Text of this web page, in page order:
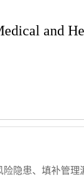
and
隐患、填补管理